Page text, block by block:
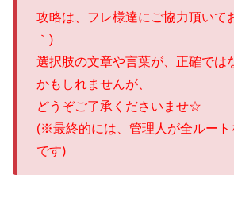
攻略は、フレ様達にご協力頂いて
｀)
選択肢の文章や言葉が、正確では
かもしれませんが、
どうぞご了承くださいませ☆
(※最終的には、管理人が全ルート
です)